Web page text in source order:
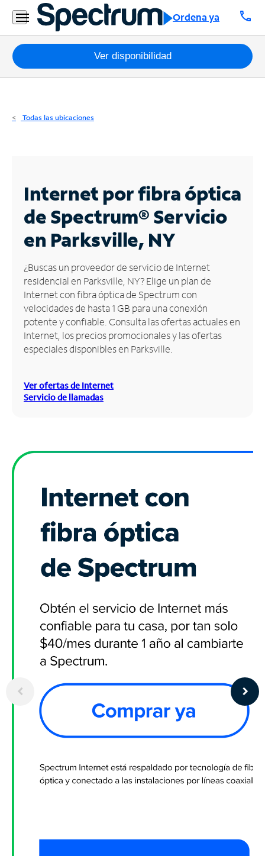
Ordena ya call
Residencial
Business
Paquetes
Internet
Business
Contáctanos
Inglés
Administrar
cuenta
Encuentra
una
tienda
Ver disponibilidad
Todas las ubicaciones
Internet por fibra óptica
de Spectrum®Servicio
en Parksville, NY
¿Buscas un proveedor de servicio de Internet
residencial en Parksville, NY? Elige un plan de
Internet con fibra óptica de Spectrum con
velocidades de hasta 1 GB para una conexión
potente y confiable. Consulta las ofertas actuales en
Internet, los precios promocionales y las ofertas
especiales disponibles en Parksville.
Ver ofertas de Internet
Servicio de llamadas